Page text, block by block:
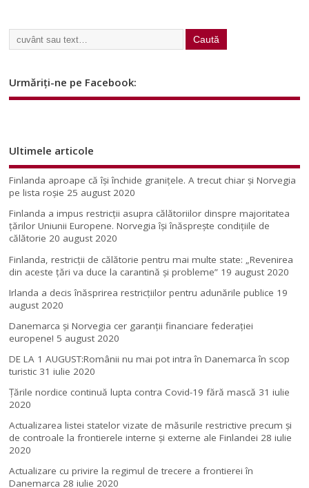
Urmăriți-ne pe Facebook:
Ultimele articole
Finlanda aproape că își închide granițele. A trecut chiar și Norvegia
pe lista roșie 25 august 2020
Finlanda a impus restricţii asupra călătoriilor dinspre majoritatea
ţărilor Uniunii Europene. Norvegia își înăsprește condițiile de
călătorie 20 august 2020
Finlanda, restricţii de călătorie pentru mai multe state: „Revenirea
din aceste ţări va duce la carantină şi probleme” 19 august 2020
Irlanda a decis înăsprirea restricțiilor pentru adunările publice 19
august 2020
Danemarca și Norvegia cer garanții financiare federației
europene! 5 august 2020
DE LA 1 AUGUST:Românii nu mai pot intra în Danemarca în scop
turistic 31 iulie 2020
Țările nordice continuă lupta contra Covid-19 fără mască 31 iulie
2020
Actualizarea listei statelor vizate de măsurile restrictive precum și
de controale la frontierele interne și externe ale Finlandei 28 iulie
2020
Actualizare cu privire la regimul de trecere a frontierei în
Danemarca 28 iulie 2020